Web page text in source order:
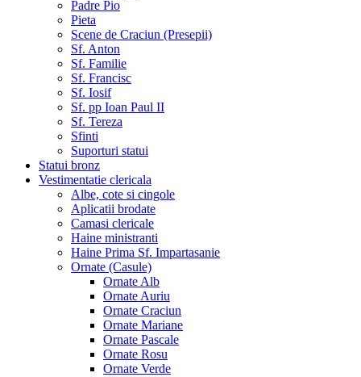
Padre Pio
Pieta
Scene de Craciun (Presepii)
Sf. Anton
Sf. Familie
Sf. Francisc
Sf. Iosif
Sf. pp Ioan Paul II
Sf. Tereza
Sfinti
Suporturi statui
Statui bronz
Vestimentatie clericala
Albe, cote si cingole
Aplicatii brodate
Camasi clericale
Haine ministranti
Haine Prima Sf. Impartasanie
Ornate (Casule)
Ornate Alb
Ornate Auriu
Ornate Craciun
Ornate Mariane
Ornate Pascale
Ornate Rosu
Ornate Verde